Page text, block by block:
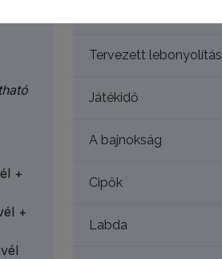
+
+
Tervezett lebonyolítás
Játékidő
A bajnokság
Cipők
Labda